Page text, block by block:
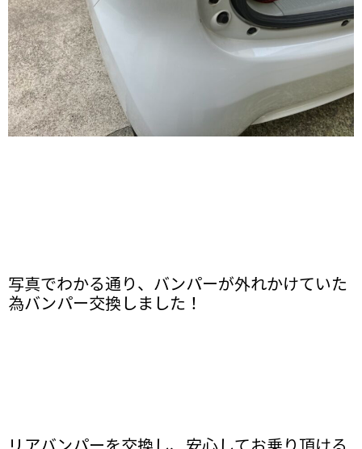
写真でわかる通り、バンパーが外れかけていた
為バンパー交換しました！